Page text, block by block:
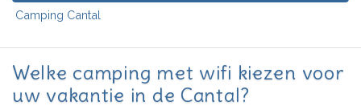
Camping Cantal
Welke camping met wifi kiezen voor
uw vakantie in de Cantal?